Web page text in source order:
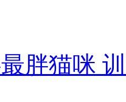
胖猫咪